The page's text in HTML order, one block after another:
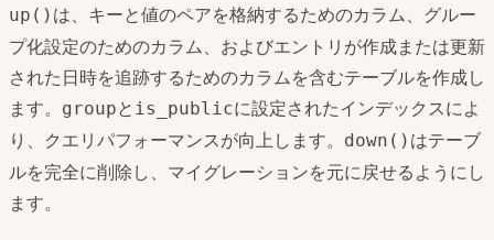
up() は、キーと値のペアを格納するためのカラム、グルー
プ化設定のためのカラム、およびエントリが作成または更新
された日時を追跡するためのカラムを含むテーブルを作成し
ます。
groupと is_publicに設定されたインデックスによ
り、クエリパフォーマンスが向上します。
down() はテーブ
ルを完全に削除し、マイグレーションを元に戻せるようにし
ます。